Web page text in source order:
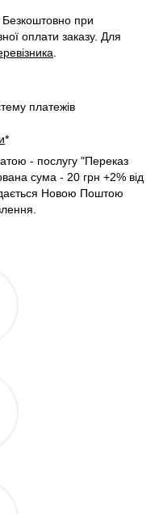
при
оплати заказу. Для
платежів
*
- послугу "Переказ
сума - 20 грн +2% від
Новою Поштою